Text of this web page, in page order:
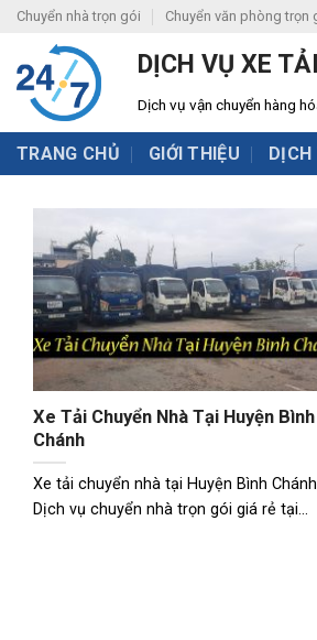
Skip
content
Chuyển nhà trọn gói Chuyển văn phòng trọn
DỊCH VỤ XE
Dịch vụ vận chuyển hàng
TRANG CHỦ GIỚI THIỆU
Xe Tải Chuyển Nhà Tại Huyện Bình
Chánh
Xe tải chuyển nhà tại Huyện Bình
Dịch vụ chuyển nhà trọn gói giá rẻ tại...